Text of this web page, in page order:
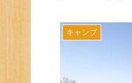
キャンプ